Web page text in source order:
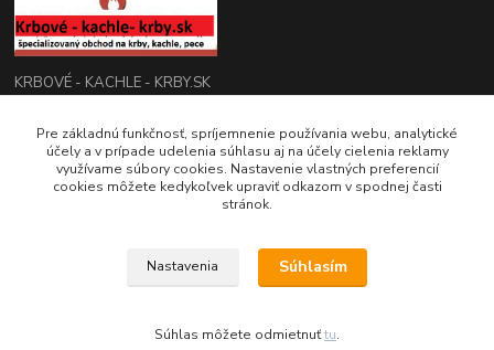
KRBOVÉ - KACHLE - KRBY.SK
0949 476 255
08:00 - 17.00
2022 RB Business Slovakia, s. r. o.
Pre základnú funkčnosť, spríjemnenie používania webu, analytické
účely a v prípade udelenia súhlasu aj na účely cielenia reklamy
využívame súbory cookies. Nastavenie vlastných preferencií
cookies môžete kedykoľvek upraviť odkazom v spodnej časti
stránok.
Nastavenia Súhlasím
Súhlas môžete odmietnuťtu.